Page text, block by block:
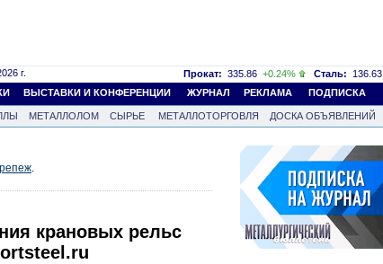
г. Прокат: 335.86 +0.24% Сталь: 136.63
ВЫСТАВКИ И КОНФЕРЕНЦИИ ЖУРНАЛ РЕКЛАМА ПОДПИСКА
МЕТАЛЛОЛОМ СЫРЬЕ МЕТАЛЛОТОРГОВЛЯ
ДОСКА ОБЪЯВЛЕНИЙ
.
крановых рельс